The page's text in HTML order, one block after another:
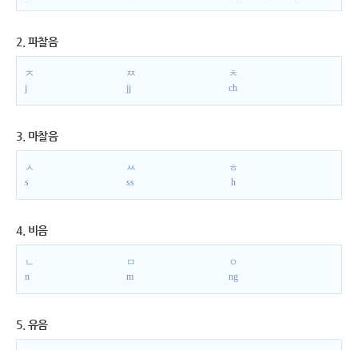
2. 파찰음
ㅈ
j
ㅉ
jj
ㅊ
ch
3. 마찰음
ㅅ
s
ㅆ
ss
ㅎ
h
4. 비음
ㄴ
n
ㅁ
m
ㅇ
ng
5. 유음